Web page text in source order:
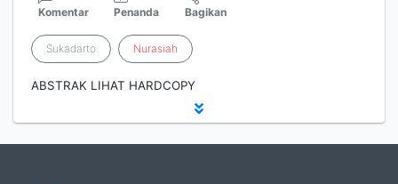
Komentar Penanda Bagikan
Sukadarto Nurasiah
ABSTRAK LIHAT HARDCOPY